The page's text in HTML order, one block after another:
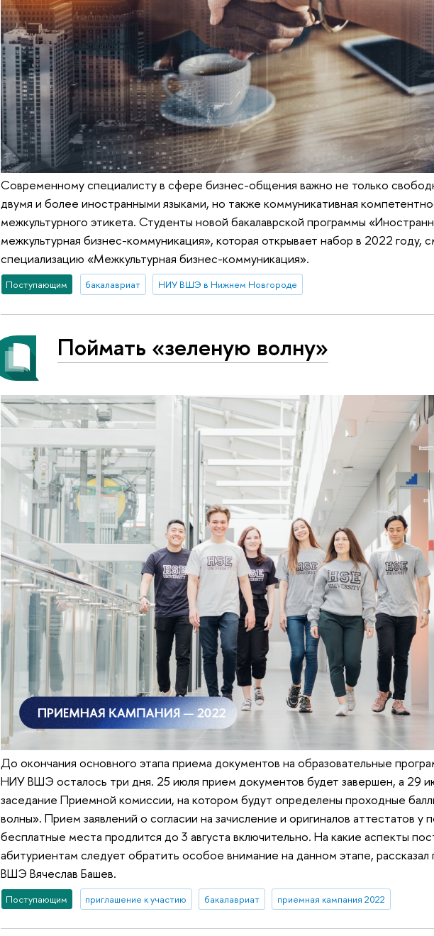
Современному специалисту в сфере бизнес-общения важно не только
двумя и более иностранными языками, но также коммуникативная
межкультурного этикета. Студенты новой бакалаврской программы
межкультурная бизнес-коммуникация», которая открывает набор в 2022 году,
специализацию «Межкультурная бизнес-коммуникация».
Поступающим бакалавриат НИУ ВШЭ в Нижнем Новгороде
Поймать «зеленую волну»
До окончания основного этапа приема документов на образовательные
НИУ ВШЭ осталось три дня. 25 июля прием документов будет завершен, а 29
заседание Приемной комиссии, на котором будут определены проходные
волны». Прием заявлений о согласии на зачисление и оригиналов аттестатов у
бесплатные места продлится до 3 августа включительно. На какие аспекты
абитуриентам следует обратить особое внимание на данном этапе,
ВШЭ Вячеслав Башев.
Поступающим приглашение к участию бакалавриат приемная кампания 2022